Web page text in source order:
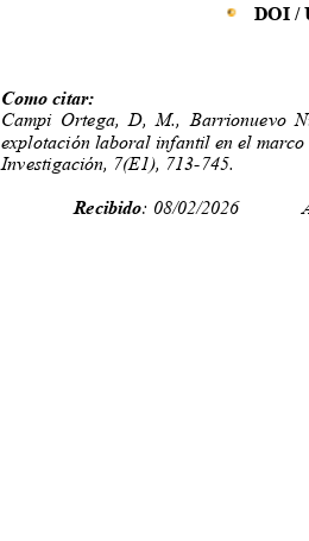
DOI /
Como citar:
Campi Ortega, D, M., Barrionuevo
explotación laboral infantil en el
Investigación, 7(E1), 713-745.
Recibido: 08/02/2026